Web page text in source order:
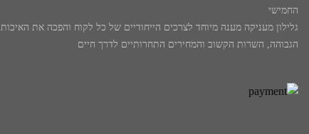
החמישי
גלילון מעניקה מענה מיוחד לצרכים הייחודיים של כל לקוח והפכה את האיכות
הגבוהה, השרות הקשוב והמחירים התחרותיים לדרך חיים